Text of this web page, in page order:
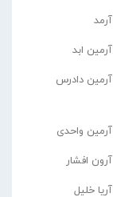
آرمد
آرمین ابد
آرمین دادرس
آرمین واحدی
آرون افشار
آریا خلیل